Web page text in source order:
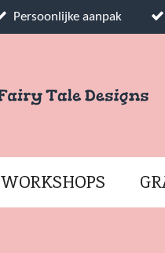
Persoonlijke aanpak
WORKSHOPS